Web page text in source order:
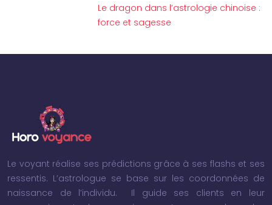
Le dragon dans l’astrologie chinoise :
force et sagesse
Le voyant réalise ses prédictions grâce à ses flashs et ses
ressentis. L’astrologue se base sur les coordonnées de
naissance de l’individu. Il guide ses clients en leur